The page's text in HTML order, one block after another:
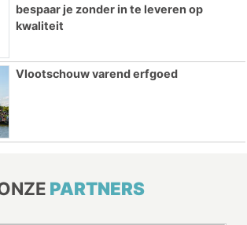
bespaar je zonder in te leveren op
kwaliteit
Vlootschouw varend erfgoed
PARTNERS